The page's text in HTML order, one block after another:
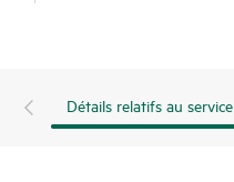
Détails relatifs au service